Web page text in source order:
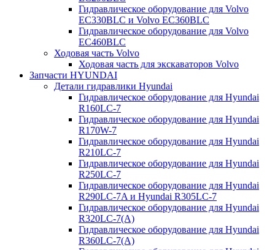
Гидравлическое оборудование для Volvo
EC330BLC и Volvo EC360BLC
Гидравлическое оборудование для Volvo
EC460BLC
Ходовая часть Volvo
Ходовая часть для экскаваторов Volvo
Запчасти HYUNDAI
Детали гидравлики Hyundai
Гидравлическое оборудование для Hyundai
R160LC-7
Гидравлическое оборудование для Hyundai
R170W-7
Гидравлическое оборудование для Hyundai
R210LC-7
Гидравлическое оборудование для Hyundai
R250LC-7
Гидравлическое оборудование для Hyundai
R290LC-7A и Hyundai R305LC-7
Гидравлическое оборудование для Hyundai
R320LC-7(A)
Гидравлическое оборудование для Hyundai
R360LC-7(A)